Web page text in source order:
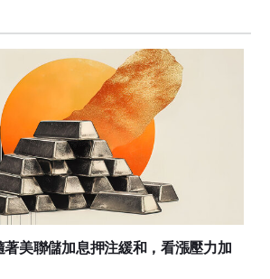
美聯儲加息押注緩和，看漲壓力加